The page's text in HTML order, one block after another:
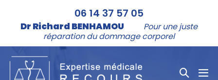
contenu
06 14 37 57 05
Dr Richard BENHAMOU
Pour une juste
réparation du dommage corporel